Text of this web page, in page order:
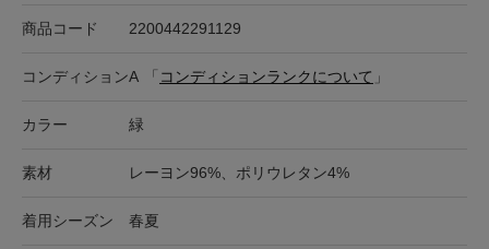
商品コード 2200442291129
コンディションA 「 コンディションランクについて 」
カラー 緑
素材 レーヨン96%、ポリウレタン4%
着用シーズン 春夏